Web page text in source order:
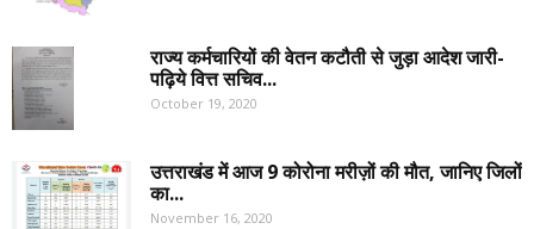
राज्य कर्मचारियों की वेतन कटौती से जुड़ा आदेश जारी-
पढ़िये वित्त सचिव...
October 19, 2020
उत्तराखंड में आज 9 कोरोना मरीज़ों की मौत, जानिए जिलों
का...
November 16, 2020